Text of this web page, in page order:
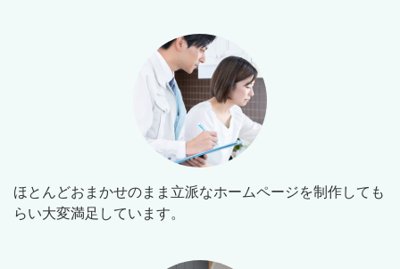
ほとんどおまかせのまま立派なホームページを制作しても
らい大変満足しています。